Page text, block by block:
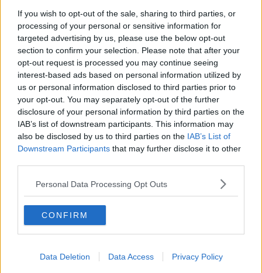
If you wish to opt-out of the sale, sharing to third parties, or
processing of your personal or sensitive information for
targeted advertising by us, please use the below opt-out
section to confirm your selection. Please note that after your
opt-out request is processed you may continue seeing
interest-based ads based on personal information utilized by
us or personal information disclosed to third parties prior to
your opt-out. You may separately opt-out of the further
disclosure of your personal information by third parties on the
IAB’s list of downstream participants. This information may
also be disclosed by us to third parties on the IAB’s List of
Downstream Participants that may further disclose it to other
Personal Data Processing Opt Outs
CONFIRM
Data Deletion Data Access Privacy Policy
​Il lato positivo delle cose
​Storie antiche di tempi moderni
​Quello che alle mamme non dicono
Adultescenza
Homo imbecillis
​4 anni di Blog
Quando il silenzio è aggressivo
​Il passato, questo conosciuto!
​Clima ballerino e sbalzi d’umore
La maternità
​L’uomo o l’orso?
Non hanno un amico a teatro​
​Tutta una questione di rispetto
​Cose che ci esauriscono
​Lasciate ai vostri figli il diritto di piangere
​Parole d’amore regalate al vento
​Essere genitori di un adolescente
​Saper pazientare
​Giornata del Fiocchetto Lilla
Ma ti ascolti?